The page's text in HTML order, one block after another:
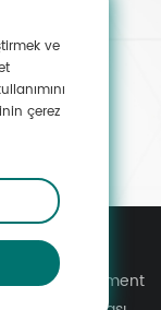
Equipment
ve
çerez